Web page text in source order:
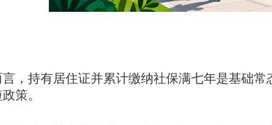
持有居住证并累计缴纳社保满七年是基础常
策。